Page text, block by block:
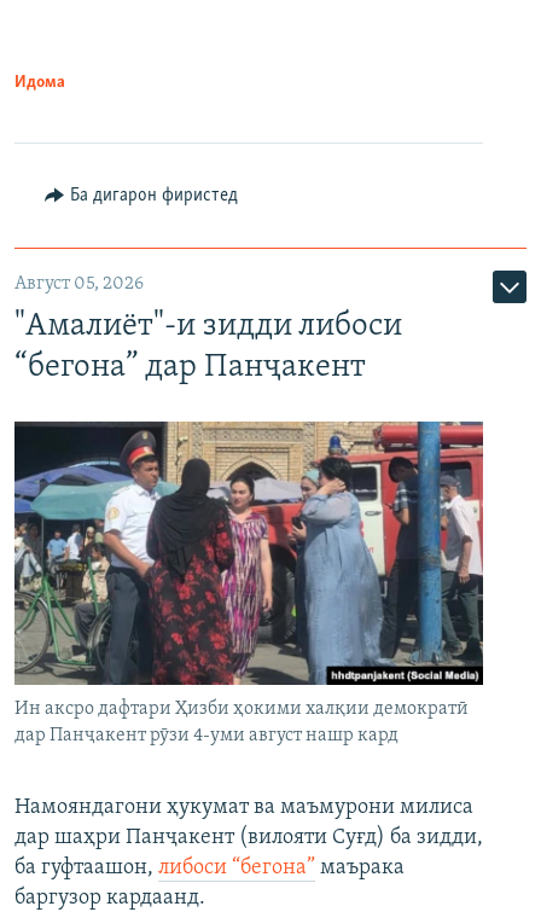
Идома
Ба дигарон фиристед
Август 05, 2026
"Амалиёт"-и зидди либоси
“бегона” дар Панҷакент
Ин аксро дафтари Ҳизби ҳокими халқии демократӣ
дар Панҷакент рӯзи 4-уми август нашр кард
Намояндагони ҳукумат ва маъмурони милиса
дар шаҳри Панҷакент (вилояти Суғд) ба зидди,
ба гуфтаашон, либоси “бегона” маърака
баргузор кардаанд.